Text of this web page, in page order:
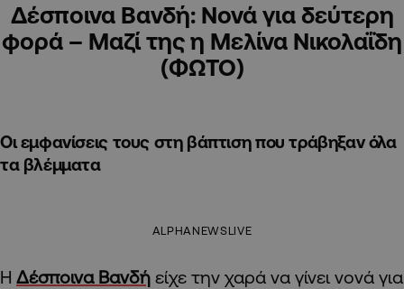
Δέσποινα Βανδή: Νονά για δεύτερη
φορά – Μαζί της η Μελίνα Νικολαΐδη
(ΦΩΤΟ)
Οι εμφανίσεις τους στη βάπτιση που τράβηξαν όλα
τα βλέμματα
ALPHANEWSLIVE
Η Δέσποινα Βανδή είχε την χαρά να γίνει νονά για